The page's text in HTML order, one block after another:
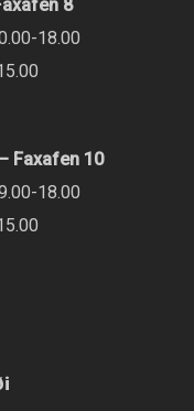
8
18.00
Faxafen 10
18.00